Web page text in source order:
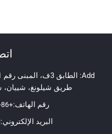
طريق شيلونغ، شييان، شنتشن
رقم الهاتف:+86-755-2760 1751
البريد الإلكتروني: